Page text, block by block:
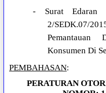
- Surat Edaran
2/SEDK.07/
Pemantauan
Konsumen Di
PEMBAHASAN:
PERATURAN